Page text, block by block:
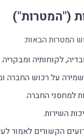
("המטרות")
המטרות הבאות:
לקוחותיה ומבקריה.
על רכוש החברה
למחסני החברה.
השירות.
הקשורים לאמור